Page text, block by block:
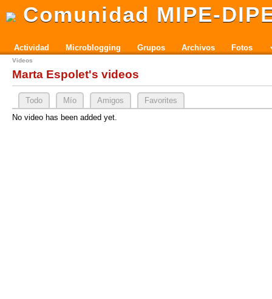
Comunidad MIPE-
Actividad Microblogging Grupos Archivos Fotos
Videos
Marta Espolet's videos
Todo Mío Amigos
Favorites
No video has been added yet.